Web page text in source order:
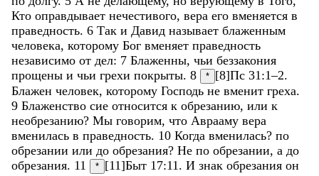
Кто оправдывает нечестивого, вера его вменяется в
праведность. 6 Так и Давид называет блаженным
человека, которому Бог вменяет праведность
независимо от дел: 7 Блаженны, чьи беззакония
прощены и чьи грехи покрыты. 8 * [8]Пс 31:1–2.
Блажен человек, которому Господь не вменит греха.
9 Блаженство сие относится к обрезанию, или к
необрезанию? Мы говорим, что Аврааму вера
вменилась в праведность. 10 Когда вменилась? по
обрезании или до обрезания? Не по обрезании, а до
обрезания. 11 * [11]Быт 17:11 . И знак обрезания он